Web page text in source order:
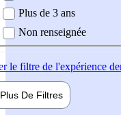
Plus de 3 ans
Non renseignée
le filtre de l'expérience
Plus De Filtres